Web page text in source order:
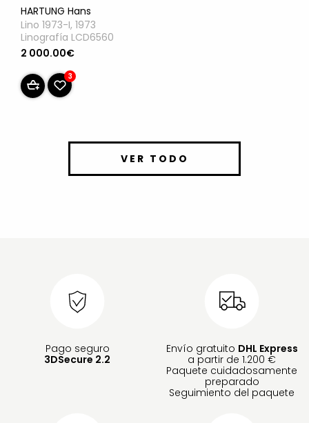
HARTUNG Hans
Lino 1973-I, 1973
Linografía LCD6560
2 000.00€
3
VER TODO
Pago seguro
3DSecure 2.2
Envío gratuito DHL Express
a partir de 1.200 €
Paquete cuidadosamente
preparado
Seguimiento del paquete